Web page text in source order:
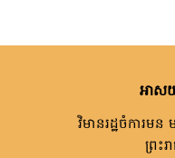
អាស
វិមានរដ្ឋចំការមន
ព្រះ